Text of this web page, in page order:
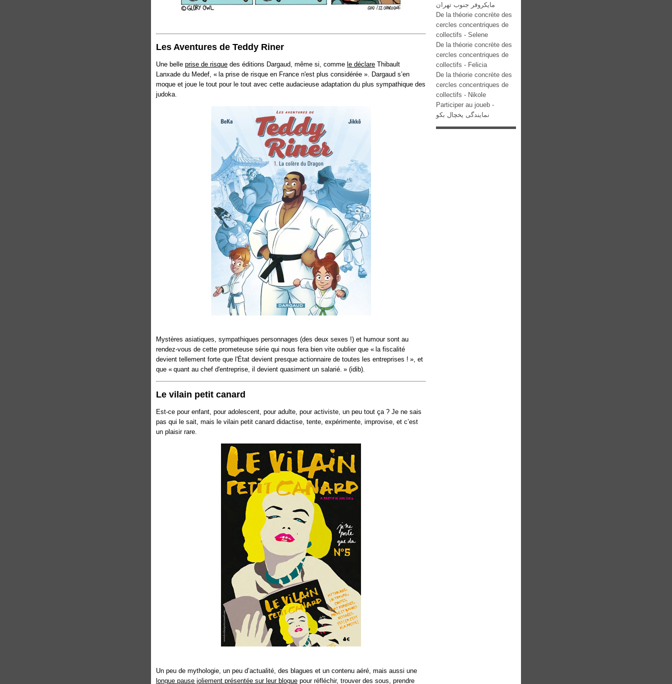
Les Aventures de Teddy Riner
Une belle prise de risque des éditions Dargaud, même si, comme le déclare Thibault
Lanxade du Medef, « la prise de risque en France n'est plus considérée ». Dargaud s’en
moque et joue le tout pour le tout avec cette audacieuse adaptation du plus sympathique des
judoka.
Mystères asiatiques, sympathiques personnages (des deux sexes !) et humour sont au
rendez-vous de cette prometeuse série qui nous fera bien vite oublier que « la fiscalité
devient tellement forte que l'État devient presque actionnaire de toutes les entreprises ! », et
que « quant au chef d'entreprise, il devient quasiment un salarié. » (idib).
Le vilain petit canard
Est-ce pour enfant, pour adolescent, pour adulte, pour activiste, un peu tout ça ? Je ne sais
pas qui le sait, mais le vilain petit canard didactise, tente, expérimente, improvise, et c’est
un plaisir rare.
Un peu de mythologie, un peu d’actualité, des blagues et un contenu aéré, mais aussi une
longue pause joliement présentée sur leur blogue pour réfléchir, trouver des sous, prendre
مایکروفر جنوب تهران
De la théorie concrète des
cercles concentriques de
collectifs - Selene
De la théorie concrète des
cercles concentriques de
collectifs - Felicia
De la théorie concrète des
cercles concentriques de
collectifs - Nikole
Participer au joueb -
نمایندگی یخچال بکو